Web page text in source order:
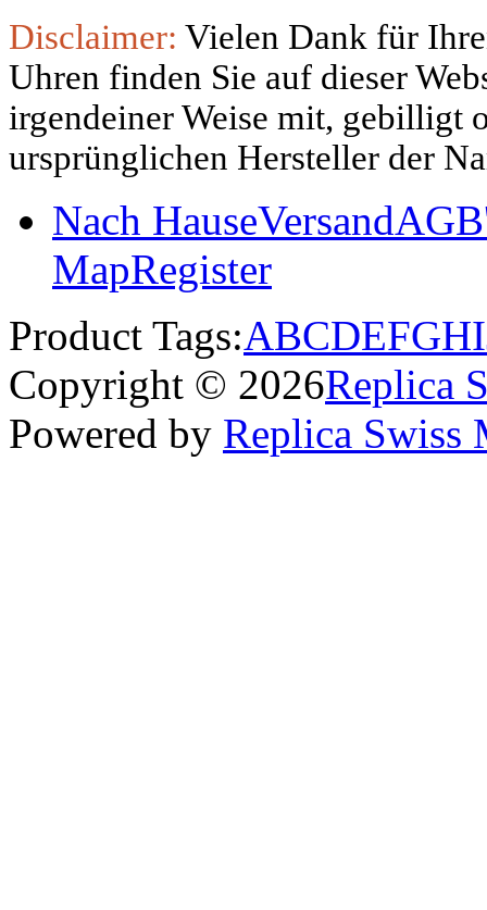
Disclaimer: Vielen Dank für
Uhren finden Sie auf dieser
irgendeiner Weise mit, gebilligt
ursprünglichen Hersteller der
Nach HauseVersand
MapRegister
Product Tags:ABCDEFGHI
Copyright © 2026Replica
Powered by Replica Swiss